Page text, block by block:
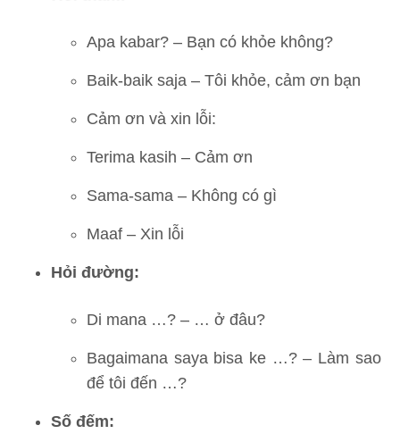
Apa kabar? – Bạn có khỏe không?
Baik-baik saja – Tôi khỏe, cảm ơn bạn
Cảm ơn và xin lỗi:
Terima kasih – Cảm ơn
Sama-sama – Không có gì
Maaf – Xin lỗi
Hỏi đường:
Di mana …? – … ở đâu?
Bagaimana saya bisa ke …? – Làm sao
để tôi đến …?
Số đếm: